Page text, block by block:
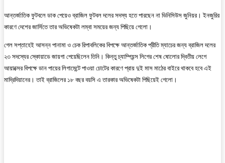
আন্তর্জাতিক ফুটবলে ডাক পেয়েও ব্রাজিল ফুটবল দলের সদস্য হতে পারছেন না ভিনিসিউস জুনিয়র। ইনজুরির
কারণে দেশের জার্সিতে তার অভিষেকটা লম্বা সময়ের জন্য পিছিয়ে গেলো।
গেল সপ্তাহেই আসন্ন পানামা ও চেক রিপাবলিকের বিপক্ষে আন্তর্জাতিক প্রীতি ম্যাচের জন্য ব্রাজিল দলের
২৩ সদস্যের স্কোয়াডে জায়গা পেয়েছিলেন তিনি। কিন্তু চ্যাম্পিয়ন্স লিগের শেষ ষোলোর দ্বিতীয় লেগে
আয়াক্সের বিপক্ষে ডান পায়ের লিগামেন্টে পাওয়া চোটের কারণে প্রায় দুই মাস মাঠের বাইরে থাকবে হবে এই
মাদ্রিদিয়ানের। তাই ব্রাজিলের ১৮ বছর বয়সি এ তারকার অভিষেকটা পিছিয়েই গেলো।